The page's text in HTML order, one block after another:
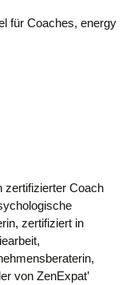
für Coaches, energy
zertifizierter Coach
zertifiziert in
von ZenExpat’